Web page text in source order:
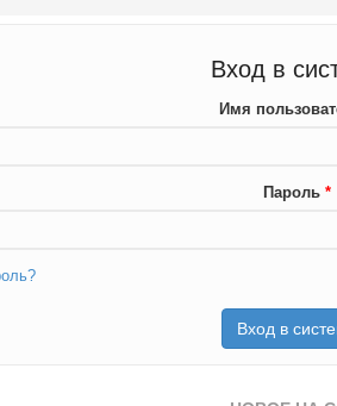
Вход в
Имя
Пароль *